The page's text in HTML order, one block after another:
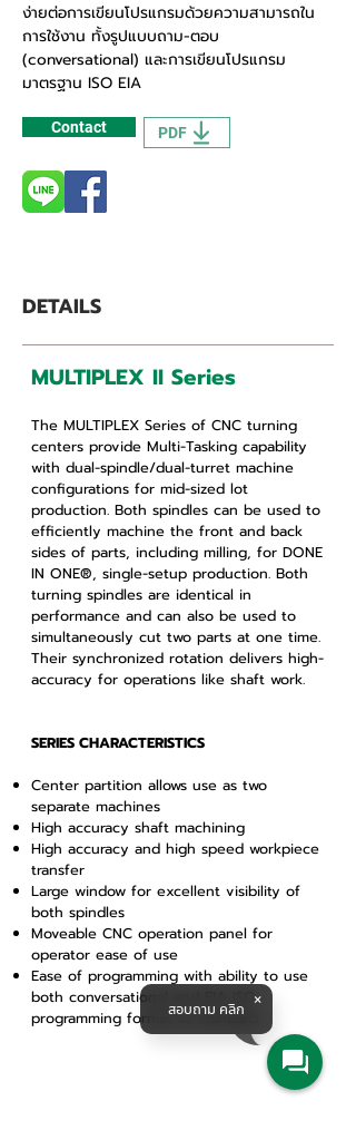
ง่ายต่อการเขียนโปรแกรมด้วยความสามารถใน
การใช้งาน ทั้งรูปแบบถาม-ตอบ
(conversational) และการเขียนโปรแกรม
มาตรฐาน ISO EIA
Contact PDF
DETAILS
MULTIPLEX II Series
The MULTIPLEX Series of CNC turning
centers provide Multi-Tasking capability
with dual-spindle/dual-turret machine
configurations for mid-sized lot
production. Both spindles can be used to
efficiently machine the front and back
sides of parts, including milling, for DONE
IN ONE®, single-setup production. Both
turning spindles are identical in
performance and can also be used to
simultaneously cut two parts at one time.
Their synchronized rotation delivers high-
accuracy for operations like shaft work.
SERIES CHARACTERISTICS
Center partition allows use as two
separate machines
High accuracy shaft machining
High accuracy and high speed workpiece
transfer
Large window for excellent visibility of
both spindles
Moveable CNC operation panel for
operator ease of use
Ease of programming with ability to use
both conversational and EIA ISO
programming format as standard
สอบถาม คลิก